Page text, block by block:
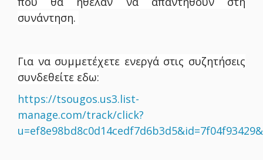
συνάντηση.
Για να συμμετέχετε ενεργά στις συζητήσεις
συνδεθείτε εδω:
https://tsougos.us3.list-
manage.com/track/click?